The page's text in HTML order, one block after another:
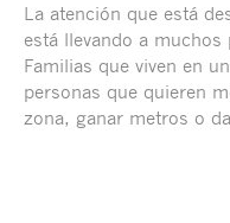
La atención que está
está llevando a muchos
Familias que viven en
personas que quieren
zona, ganar metros o